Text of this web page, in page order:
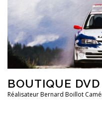
contenu
BOUTIQUE
Réalisateur Bernard Boillot